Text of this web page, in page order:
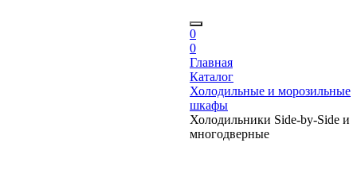
0
0
Главная
Каталог
Холодильные и морозильные
шкафы
Холодильники Side-by-Side и
многодверные